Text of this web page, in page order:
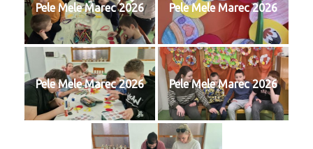
Pele Mele Marec 2026 Pele Mele Marec 2026
Pele Mele Marec 2026 Pele Mele Marec 2026